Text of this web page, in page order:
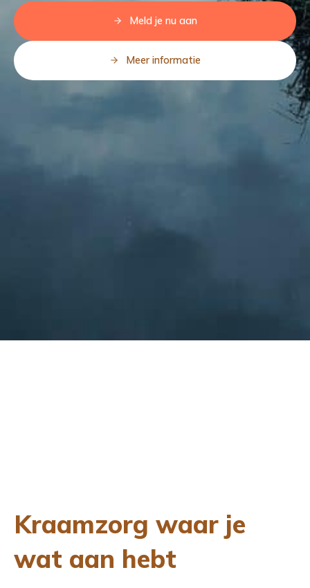
Meld je nu aan
Meer informatie
Kraamzorg waar je
wat aan hebt